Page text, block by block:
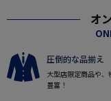
オ
圧倒的な品揃え
大型店限定商品や、
豊富！